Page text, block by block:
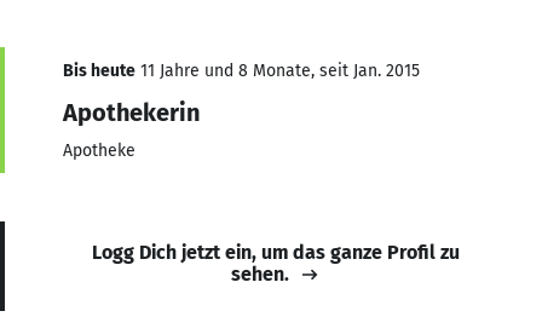
Bis heute 11 Jahre und 8 Monate, seit Jan. 2015
Apothekerin
Apotheke
Logg Dich jetzt ein, um das ganze Profil zu
sehen.